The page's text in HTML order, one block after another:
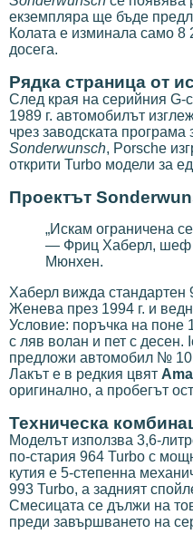
екземпляра ще бъде
Колата е изминала само 8
досега.
Рядка страница от
След края на серийния G-
1989 г. автомобилът
чрез заводската
Sonderwunsch, Porsche
открити Turbо модели за
Проектът
„Искам ограничена
— Фриц Хаберл, шеф
Мюнхен.
Хаберл вижда стандартен
Женева през 1994 г. и
Условие: поръчка на поне
с ляв волан и пет с
предложи автомобил №
Лакът е в редкия цвят
оригинално, а пробегът
Техническа
Моделът използва 3,6-
по-стария 964 Turbo с
кутия е 5-степенна
993 Turbo, а задният
Смесицата се дължи на
преди завършването на